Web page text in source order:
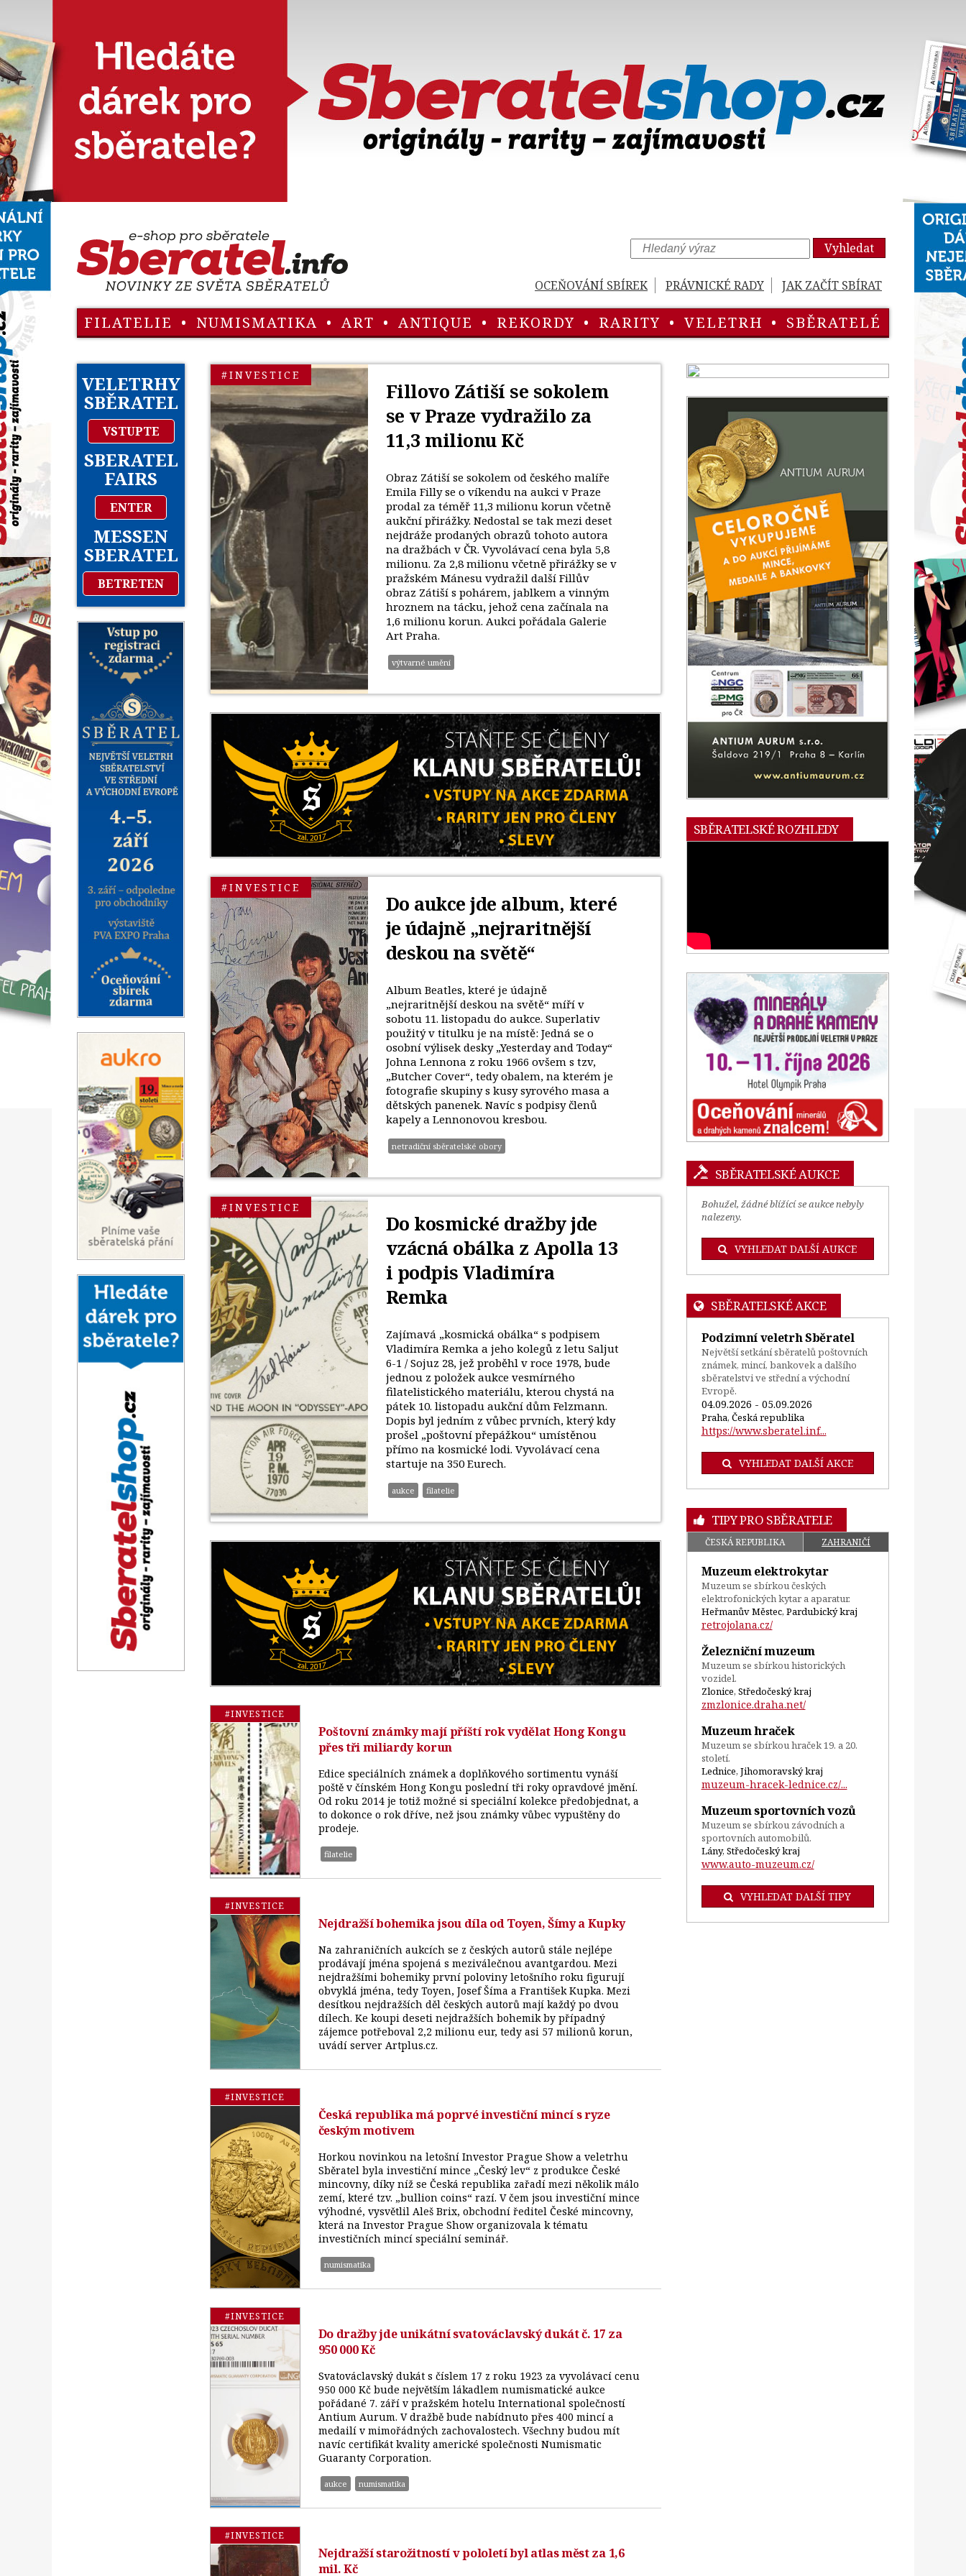
Vyhledat
OCEŇOVÁNÍ SBÍREK PRÁVNICKÉ RADY JAK ZAČÍT SBÍRAT
FILATELIE • NUMISMATIKA • ART • ANTIQUE • REKORDY • RARITY • VELETRH • SBĚRATELÉ
VELETRHY
SBĚRATEL
VSTUPTE
SBERATEL
FAIRS
ENTER
MESSEN
SBERATEL
BETRETEN
#INVESTICE
Fillovo Zátiší se sokolem
se v Praze vydražilo za
11,3 milionu Kč
Obraz Zátiší se sokolem od českého malíře
Emila Filly se o víkendu na aukci v Praze
prodal za téměř 11,3 milionu korun včetně
aukční přirážky. Nedostal se tak mezi deset
nejdráže prodaných obrazů tohoto autora
na dražbách v ČR. Vyvolávací cena byla 5,8
milionu. Za 2,8 milionu včetně přirážky se v
pražském Mánesu vydražil další Fillův
obraz Zátiší s pohárem, jablkem a vinným
hroznem na tácku, jehož cena začínala na
1,6 milionu korun. Aukci pořádala Galerie
Art Praha.
výtvarné umění
#INVESTICE
Do aukce jde album, které
je údajně „nejraritnější
deskou na světě“
Album Beatles, které je údajně
„nejraritnější deskou na světě“ míří v
sobotu 11. listopadu do aukce. Superlativ
použitý v titulku je na místě: Jedná se o
osobní výlisek desky „Yesterday and Today“
Johna Lennona z roku 1966 ovšem s tzv,
„Butcher Cover“, tedy obalem, na kterém je
fotografie skupiny s kusy syrového masa a
dětských panenek. Navíc s podpisy členů
kapely a Lennonovou kresbou.
netradiční sběratelské obory
#INVESTICE
Do kosmické dražby jde
vzácná obálka z Apolla 13
i podpis Vladimíra
Remka
Zajímavá „kosmická obálka“ s podpisem
Vladimíra Remka a jeho kolegů z letu Saljut
6-1 / Sojuz 28, jež proběhl v roce 1978, bude
jednou z položek aukce vesmírného
filatelistického materiálu, kterou chystá na
pátek 10. listopadu aukční dům Felzmann.
Dopis byl jedním z vůbec prvních, který kdy
prošel „poštovní přepážkou“ umístěnou
přímo na kosmické lodi. Vyvolávací cena
startuje na 350 Eurech.
aukce filatelie
#INVESTICE
Poštovní známky mají příští rok vydělat Hong Kongu
přes tři miliardy korun
Edice speciálních známek a doplňkového sortimentu vynáší
poště v čínském Hong Kongu poslední tři roky opravdové jmění.
Od roku 2014 je totiž možné si speciální kolekce předobjednat, a
to dokonce o rok dříve, než jsou známky vůbec vypuštěny do
prodeje.
filatelie
#INVESTICE
Nejdražší bohemika jsou díla od Toyen, Šímy a Kupky
Na zahraničních aukcích se z českých autorů stále nejlépe
prodávají jména spojená s meziválečnou avantgardou. Mezi
nejdražšími bohemiky první poloviny letošního roku figurují
obvyklá jména, tedy Toyen, Josef Šíma a František Kupka. Mezi
desítkou nejdražších děl českých autorů mají každý po dvou
dílech. Ke koupi deseti nejdražších bohemik by případný
zájemce potřeboval 2,2 milionu eur, tedy asi 57 milionů korun,
uvádí server Artplus.cz.
#INVESTICE
Česká republika má poprvé investiční mincí s ryze
českým motivem
Horkou novinkou na letošní Investor Prague Show a veletrhu
Sběratel byla investiční mince „Český lev“ z produkce České
mincovny, díky níž se Česká republika zařadí mezi několik málo
zemí, které tzv. „bullion coins“ razí. V čem jsou investiční mince
výhodné, vysvětlil Aleš Brix, obchodní ředitel České mincovny,
která na Investor Prague Show organizovala k tématu
investičních mincí speciální seminář.
numismatika
#INVESTICE
Do dražby jde unikátní svatováclavský dukát č. 17 za
950 000 Kč
Svatováclavský dukát s číslem 17 z roku 1923 za vyvolávací cenu
950 000 Kč bude největším lákadlem numismatické aukce
pořádané 7. září v pražském hotelu International společností
Antium Aurum. V dražbě bude nabídnuto přes 400 mincí a
medailí v mimořádných zachovalostech. Všechny budou mít
navíc certifikát kvality americké společnosti Numismatic
Guaranty Corporation.
aukce numismatika
#INVESTICE
Nejdražší starožitností v pololetí byl atlas měst za 1,6
mil. Kč
SBĚRATELSKÉ ROZHLEDY
SBĚRATELSKÉ AUKCE
Bohužel, žádné blížící se aukce nebyly
nalezeny.
VYHLEDAT DALŠÍ AUKCE
SBĚRATELSKÉ AKCE
Podzimní veletrh Sběratel
Největší setkání sběratelů poštovních
známek, mincí, bankovek a dalšího
sběratelstvi ve střední a východní
Evropě.
04.09.2026 - 05.09.2026
Praha, Česká republika
https://www.sberatel.inf...
VYHLEDAT DALŠÍ AKCE
TIPY PRO SBĚRATELE
ČESKÁ REPUBLIKA ZAHRANIČÍ
Muzeum elektrokytar
Muzeum se sbírkou českých
elektrofonických kytar a aparatur.
Heřmanův Městec, Pardubický kraj
retrojolana.cz/
Železniční muzeum
Muzeum se sbírkou historických
vozidel.
Zlonice, Středočeský kraj
zmzlonice.draha.net/
Muzeum hraček
Muzeum se sbírkou hraček 19. a 20.
století.
Lednice, Jihomoravský kraj
muzeum-hracek-lednice.cz/...
Muzeum sportovních vozů
Muzeum se sbírkou závodních a
sportovních automobilů.
Lány, Středočeský kraj
www.auto-muzeum.cz/
VYHLEDAT DALŠÍ TIPY